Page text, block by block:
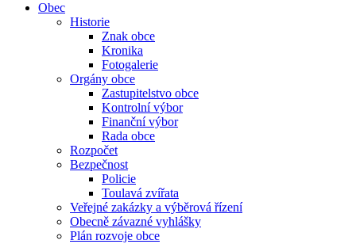
Obec
Historie
Znak obce
Kronika
Fotogalerie
Orgány obce
Zastupitelstvo obce
Kontrolní výbor
Finanční výbor
Rada obce
Rozpočet
Bezpečnost
Policie
Toulavá zvířata
Veřejné zakázky a výběrová řízení
Obecně závazné vyhlášky
Plán rozvoje obce